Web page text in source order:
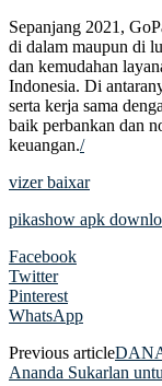
Sepanjang 2021,
di dalam maupun di
dan kemudahan
Indonesia. Di
serta kerja sama
baik perbankan dan
keuangan./
vizer baixar
pikashow apk
Facebook
Twitter
Pinterest
WhatsApp
Previous article
Ananda Sukarlan